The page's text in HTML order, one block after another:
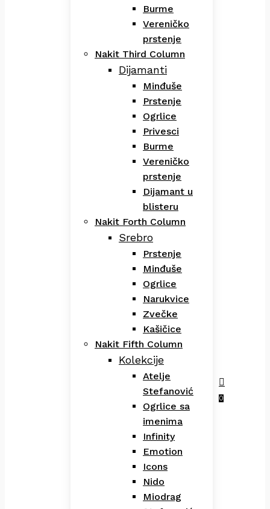
search
0
Menu
Burme
Vereničko
prstenje
Nakit Third Column
Dijamanti
Minđuše
Prstenje
Ogrlice
Privesci
Burme
Vereničko
prstenje
Dijamant u
blisteru
Nakit Forth Column
Srebro
Prstenje
Minđuše
Ogrlice
Narukvice
Zvečke
Kašičice
Nakit Fifth Column
Kolekcije
Atelje
Stefanović
Ogrlice sa
imenima
Infinity
Emotion
Icons
Nido
Miodrag